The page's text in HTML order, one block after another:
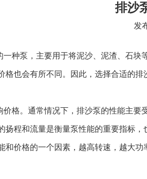
排沙
发
种泵，主要用于将泥沙、泥渣、石
也会有所不同。因此，选择合适的排
格。通常情况下，排沙泵的性能主
扬程和流量是衡量泵性能的重要指标
价格的一个因素，越高转速，越大功